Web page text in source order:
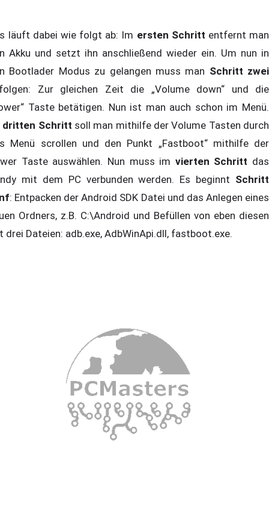
läuft dabei wie folgt ab: Im ersten Schritt entfernt man
Akku und setzt ihn anschließend wieder ein. Um nun in
Bootlader Modus zu gelangen muss man Schritt zwei
Zur gleichen Zeit die „Volume down“ und die
Taste betätigen. Nun ist man auch schon im Menü.
dritten Schritt soll man mithilfe der Volume Tasten durch
Menü scrollen und den Punkt „Fastboot“ mithilfe der
Taste auswählen. Nun muss im vierten Schritt das
mit dem PC verbunden werden. Es beginnt Schritt
: Entpacken der Android SDK Datei und das Anlegen eines
Ordners, z.B. C:\Android und Befüllen von eben diesen
drei Dateien: adb.exe, AdbWinApi.dll, fastboot.exe.